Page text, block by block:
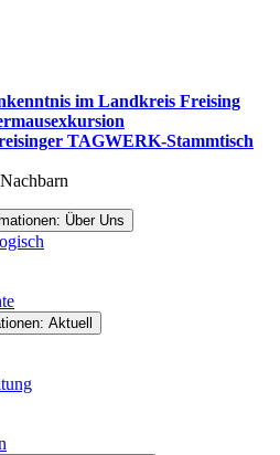
im Landkreis Freising
TAGWERK-Stammtisch
Über Uns
Aktuell